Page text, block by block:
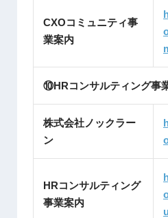
CXOコミュニティ事
業案内
⑩HRコンサルティング事
株式会社ノックラー
ン
HRコンサルティング
事業案内